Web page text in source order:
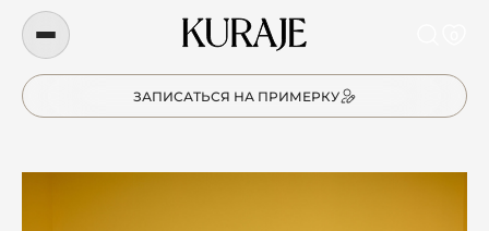
ЗАПИСАТЬСЯ НА ПРИМЕРКУ